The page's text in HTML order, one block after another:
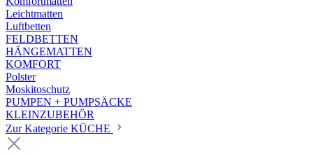
Leichtmatten
Luftbetten
FELDBETTEN
HÄNGEMATTEN
KOMFORT
Polster
Moskitoschutz
PUMPEN + PUMPSÄCKE
KLEINZUBEHÖR
Zur Kategorie KÜCHE